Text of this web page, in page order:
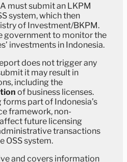
must submit an LKPM
system, which then
of Investment/BKPM.
government to monitor the
investments in Indonesia.
does not trigger any
it may result in
including the
of business licenses.
part of Indonesia’s
framework, non-
future licensing
transactions
OSS system.
and covers information